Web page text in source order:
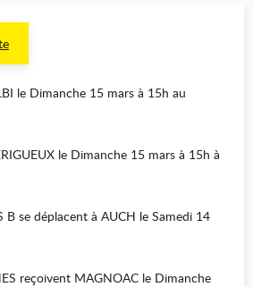
le Dimanche 15 mars à 15h au
le Dimanche 15 mars à 15h à
B se déplacent à AUCH le Samedi 14
reçoivent MAGNOAC le Dimanche